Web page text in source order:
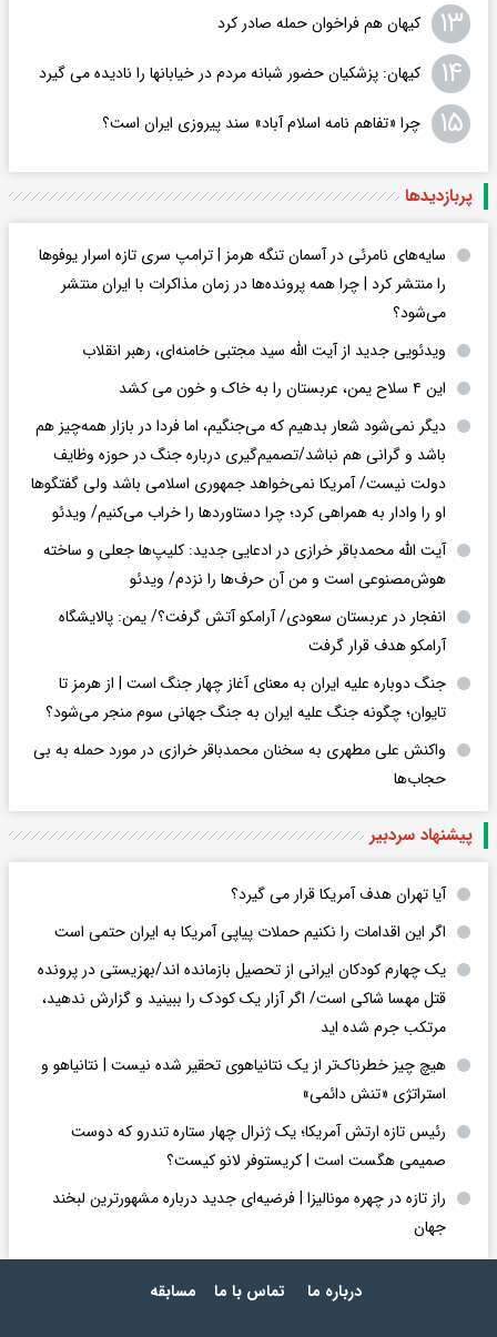
۱۳ کیهان هم فراخوان حمله صادر کرد
۱۴ کیهان: پزشکیان حضور شبانه مردم در خیابانها را نادیده می گیرد
۱۵ چرا «تفاهم نامه اسلام آباد» سند پیروزی ایران است؟
پربازدید‌ها
سایه‌های نامرئی در آسمان تنگه هرمز | ترامپ سری تازه اسرار یوفوها
را منتشر کرد | چرا همه پرونده‌ها در زمان مذاکرات با ایران منتشر
می‌شود؟
ویدئویی جدید از آیت الله سید مجتبی خامنه‌ای، رهبر انقلاب
این ۴ سلاح یمن، عربستان را به خاک و خون می کشد
دیگر نمی‌شود شعار بدهیم که می‌جنگیم، اما فردا در بازار همه‌چیز هم
باشد و گرانی هم نباشد/تصمیم‌گیری درباره جنگ در حوزه وظایف
دولت نیست/ آمریکا نمی‌خواهد جمهوری اسلامی باشد ولی گفتگوها
او را وادار به همراهی کرد؛ چرا دستاوردها را خراب می‌کنیم/ ویدئو
آیت الله محمدباقر خرازی در ادعایی جدید: کلیپ‌ها جعلی و ساخته
هوش‌مصنوعی است و من آن حرف‌ها را نزدم/ ویدئو
انفجار در عربستان سعودی/ آرامکو آتش گرفت؟/ یمن: پالایشگاه
آرامکو هدف قرار گرفت
جنگ دوباره علیه ایران به معنای آغاز چهار جنگ است | از هرمز تا
تایوان؛ چگونه جنگ علیه ایران به جنگ جهانی سوم منجر می‌شود؟
واکنش علی مطهری به سخنان محمدباقر خرازی در مورد حمله به بی
حجاب‌ها
پیشنهاد سردبیر
آیا تهران هدف آمریکا قرار می گیرد؟
اگر این اقدامات را نکنیم حملات پیاپی آمریکا به ایران حتمی است
یک چهارم کودکان ایرانی از تحصیل بازمانده اند/بهزیستی در پرونده
قتل مهسا شاکی است/ اگر آزار یک کودک را ببینید و گزارش ندهید،
مرتکب جرم شده اید
هیچ چیز خطرناک‌تر از یک نتانیاهوی تحقیر شده نیست | نتانیاهو و
استراتژی «تنش دائمی»
رئیس تازه ارتش آمریکا؛ یک ژنرال چهار ستاره تندرو که دوست
صمیمی هگست است | کریستوفر لانو کیست؟
راز تازه در چهره مونالیزا | فرضیه‌ای جدید درباره مشهورترین لبخند
جهان
درباره ما تماس با ما مسابقه